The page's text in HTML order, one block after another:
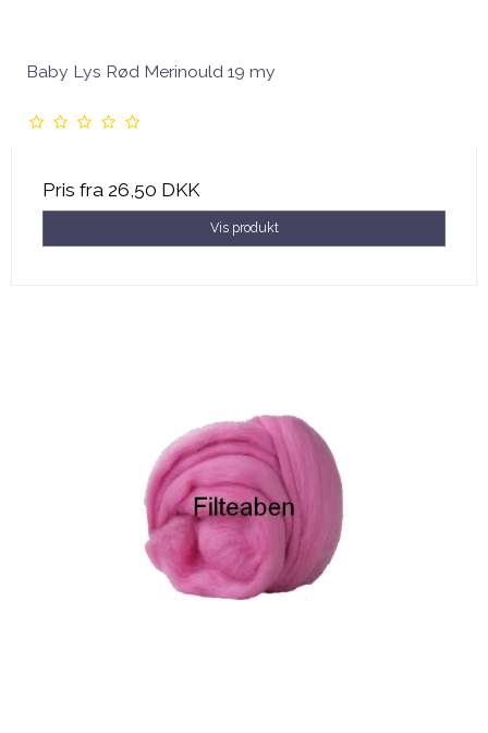
Baby Lys Rød Merinould 19 my
Pris fra 26,50 DKK
Vis produkt